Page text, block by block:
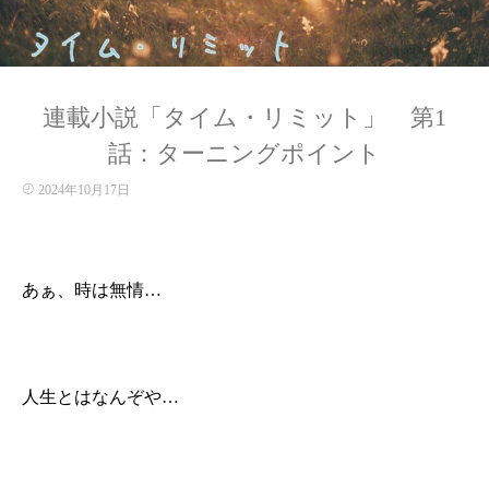
連載小説「タイム・リミット」 第1
話：ターニングポイント
2024年10月17日
あぁ、時は無情…
人生とはなんぞや…